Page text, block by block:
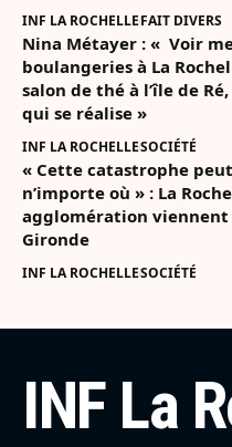
INF LA ROCHELLEFAIT DIVERS
Nina Métayer : « Voir
boulangeries à La
salon de thé à l’île de
qui se réalise »
INF LA ROCHELLESOCIÉTÉ
« Cette catastrophe
n’importe où » : La
agglomération viennent
Gironde
INF LA ROCHELLESOCIÉTÉ
INF La